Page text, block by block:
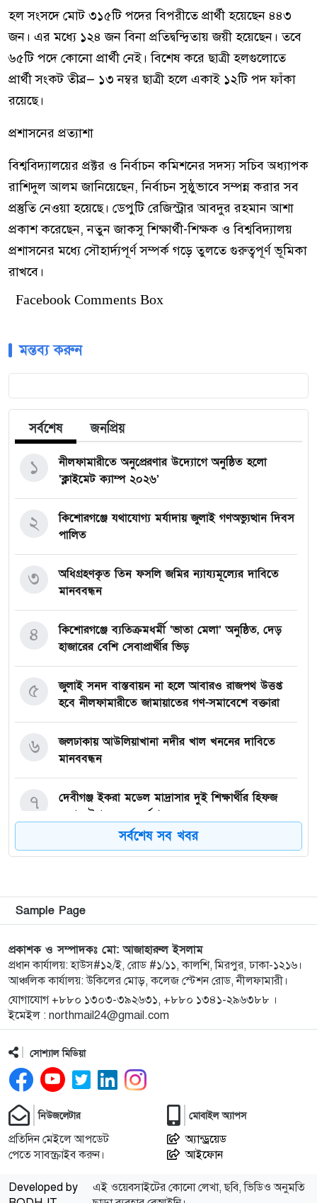
হল সংসদে মোট ৩১৫টি পদের বিপরীতে প্রার্থী হয়েছেন ৪৪৩
জন। এর মধ্যে ১২৪ জন বিনা প্রতিদ্বন্দ্বিতায় জয়ী হয়েছেন। তবে
৬৫টি পদে কোনো প্রার্থী নেই। বিশেষ করে ছাত্রী হলগুলোতে
প্রার্থী সংকট তীব্র— ১৩ নম্বর ছাত্রী হলে একাই ১২টি পদ ফাঁকা
রয়েছে।
প্রশাসনের প্রত্যাশা
বিশ্ববিদ্যালয়ের প্রক্টর ও নির্বাচন কমিশনের সদস্য সচিব অধ্যাপক
রাশিদুল আলম জানিয়েছেন, নির্বাচন সুষ্ঠুভাবে সম্পন্ন করার সব
প্রস্তুতি নেওয়া হয়েছে। ডেপুটি রেজিস্ট্রার আবদুর রহমান আশা
প্রকাশ করেছেন, নতুন জাকসু শিক্ষার্থী-শিক্ষক ও বিশ্ববিদ্যালয়
প্রশাসনের মধ্যে সৌহার্দ্যপূর্ণ সম্পর্ক গড়ে তুলতে গুরুত্বপূর্ণ ভূমিকা
রাখবে।
Facebook Comments Box
মন্তব্য করুন
সর্বশেষ জনপ্রিয়
নীলফামারীতে অনুপ্রেরণার উদ্যোগে অনুষ্ঠিত হলো
‘ক্লাইমেট ক্যাম্প ২০২৬’
১
কিশোরগঞ্জে যথাযোগ্য মর্যাদায় জুলাই গণঅভ্যুত্থান দিবস
পালিত
২
অধিগ্রহণকৃত তিন ফসলি জমির ন্যায্যমূল্যের দাবিতে
মানববন্ধন
৩
কিশোরগঞ্জে ব্যতিক্রমধর্মী ‘ভাতা মেলা’ অনুষ্ঠিত, দেড়
হাজারের বেশি সেবাপ্রার্থীর ভিড়
৪
জুলাই সনদ বাস্তবায়ন না হলে আবারও রাজপথ উত্তপ্ত
হবে নীলফামারীতে জামায়াতের গণ-সমাবেশে বক্তারা
৫
জলঢাকায় আউলিয়াখানা নদীর খাল খননের দাবিতে
মানববন্ধন
৬
দেবীগঞ্জ ইকরা মডেল মাদ্রাসার দুই শিক্ষার্থীর হিফজ
সম্পন্ন উপলক্ষে সংবর্ধনা
৭
কিশোরগঞ্জে ৮০ পিস ট্যাপেন্টাডল ট্যাবলেটসহ গ্রেপ্তার ২,
৮
কিশোরগঞ্জে জুলাই গণঅভ্যুত্থান দিবস-২০২৬ উপলক্ষে
প্রস্তুতিমূলক সভা অনুষ্ঠিত
৯
ভারসাম্যহীন ও লাগামহীন ক্ষমতার কারণেই শেখ হাসিনা
স্বৈরাচারী হয়েছিলেন, একই পথে হাঁটছে বিএনপি: মিয়া
গোলাম পরওয়ার
১০
বঞ্চিত করে পালিত কন্যাকে ওয়ারিশ সনদ দেওয়ার
অভিযোগ
২০২৫ সালের প্রশ্নে ২০২৬ সালের এইচএসসি পরীক্ষা:
১২
কারাদণ্ড
সর্বশেষ সব খবর
Sample Page
প্রকাশক ও সম্পাদকঃ মো: আজাহারুল ইসলাম
প্রধান কার্যালয়: হাউস#১২/ই, রোড #১/১১, কালশি, মিরপুর, ঢাকা-১২১৬।
আঞ্চলিক কার্যালয়: উকিলের মোড়, কলেজ স্টেশন রোড, নীলফামারী।
যোগাযোগ +৮৮০ ১৩০৩-৩৯২৬৩১, +৮৮০ ১৩৪১-২৯৬৩৮৮ ।
ইমেইল : northmail24@gmail.com
সোশ্যাল মিডিয়া
নিউজলেটার
প্রতিদিন মেইলে আপডেট
পেতে সাবস্ক্রাইব করুন।
মোবাইল অ্যাপস
অ্যান্ড্রয়েড
আইফোন
Developed by
এই ওয়েবসাইটের কোনো লেখা, ছবি, ভিডিও অনুমতি